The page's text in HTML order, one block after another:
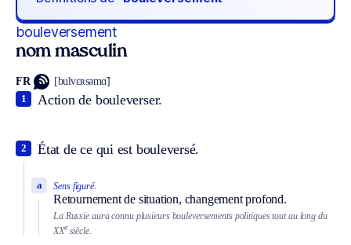
bouleversement
nom masculin
FR [bulvɛʀsəmɑ̃]
Action de bouleverser.
1
État de ce qui est bouleversé.
2
Sens figuré.
Retournement de situation, changement profond.
a
La Russie aura connu plusieurs bouleversements politiques tout au long du
XXesiècle.